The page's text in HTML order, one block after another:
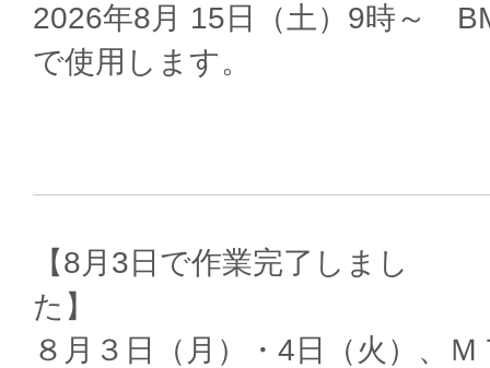
2026年8月 15日（土）9時～
で使用します。
【8月3日で作業完了しまし
８月３日（月）・4日（火）、